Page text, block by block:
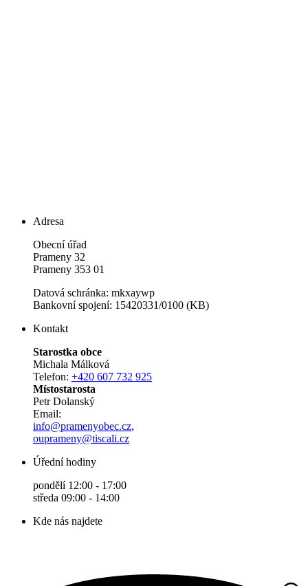
Adresa
Obecní úřad
Prameny 32
Prameny 353 01
Datová schránka: mkxaywp
Bankovní spojení: 15420331/0100 (KB)
Kontakt
Starostka obce
Michala Málková
Telefon: +420 607 732 925
Místostarosta
Petr Dolanský
Email:
info@pramenyobec.cz,
ouprameny@tiscali.cz
Úřední hodiny
pondělí 12:00 - 17:00
středa 09:00 - 14:00
Kde nás najdete